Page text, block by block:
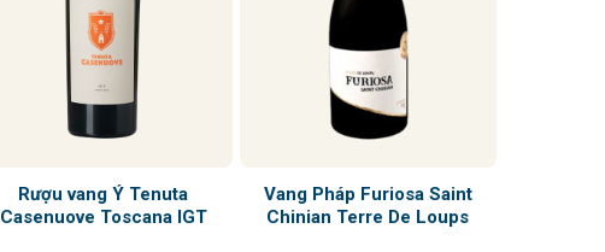
Rượu vang Ý Tenuta
Casenuove Toscana IGT
Vang Pháp Furiosa Saint
Chinian Terre De Loups